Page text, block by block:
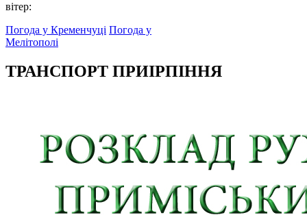
вітер:
Погода у Кременчуці Погода у
Мелітополі
ТРАНСПОРТ ПРИІРПІННЯ